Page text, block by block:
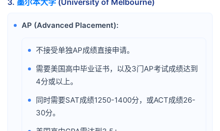
3. 墨尔本大学 (University of Melbourne)
• AP (Advanced Placement):
• 不接受单独AP成绩直接申请。
•
需要美国高中毕业证书，以及3门AP考试成绩达到
4分或以上。
•
同时需要SAT成绩1250-1400分，或ACT成绩26-
30分。